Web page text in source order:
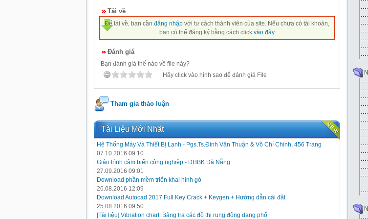
Tải về
Để tải về, bạn cần đăng nhập với tư cách thành viên của site. Nếu chưa có tài khoản,
bạn có thể đăng ký bằng cách click vào đây
Đánh giá
Bạn đánh giá thế nào về file này?
Hãy click vào hình sao để đánh giá File
Tham gia thảo luận
Tài Liệu Mới Nhất
Hệ Thống Máy Và Thiết Bị Lạnh - Pgs.Ts.Đinh Văn Thuận & Võ Chí Chính, 456 Trang
07.10.2016 09:10
Giáo trình cảm biến công nghiệp - ĐHBK Đà Nẵng
27.09.2016 09:01
Download phần mềm triển khai hình gò
26.08.2016 12:09
Download Autocad 2017 Full Key Crack + Keygen + Hướng dẫn cài đặt
25.08.2016 09:50
[Tài liệu] Vibration chart: Bảng tra các đồ thị rung động dạng phổ